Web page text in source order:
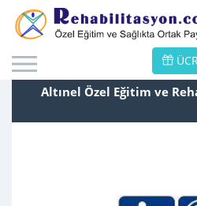
Altınel Özel Eğitim ve